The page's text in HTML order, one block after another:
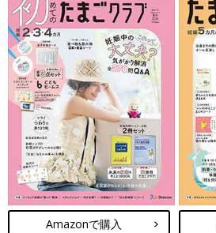
Amazonで購入